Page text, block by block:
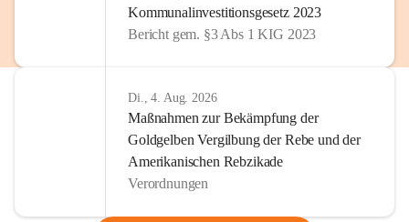
Kommunalinvestitionsgesetz 2023
Bericht gem. §3 Abs 1 KIG 2023
Di., 4. Aug. 2026
Maßnahmen zur Bekämpfung der
Goldgelben Vergilbung der Rebe und der
Amerikanischen Rebzikade
Verordnungen